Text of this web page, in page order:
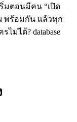
มตอนมีคน “เปิด
พร้อมกัน แล้วทุก
ม่ได้? database